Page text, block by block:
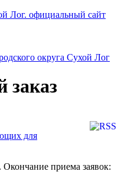
Лог. официальный сайт
округа Сухой Лог
для
Окончание приема заявок: